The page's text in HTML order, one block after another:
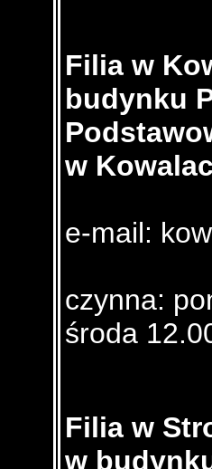
Filia w
budynku
w
e-mail:
czynna:
środa
Filia w
w